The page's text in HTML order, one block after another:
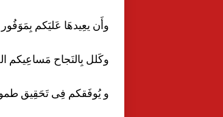
وأَن يعِيدهَا عَليَكم
وكَلل بِالنَجاح مَساعِيكم
و يُوفَقكم فِى تَحَقِيق